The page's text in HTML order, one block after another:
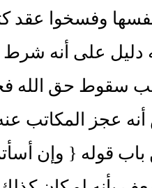
وفسخوا عقد
على أنه شرط
سقوط حق الله
عجز المكاتب
قوله { وإن